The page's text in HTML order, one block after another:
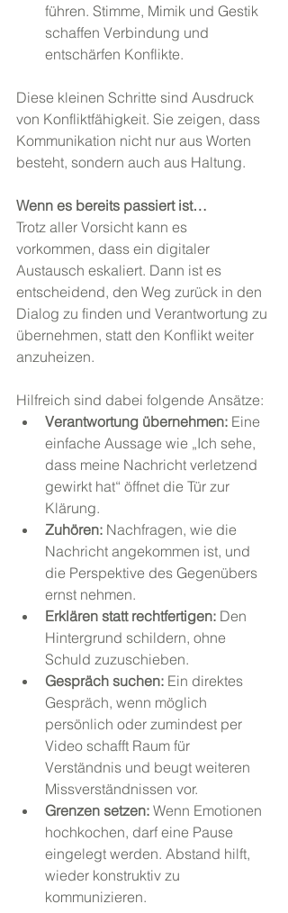
führen. Stimme, Mimik und Gestik
schaffen Verbindung und
entschärfen Konflikte.
Diese kleinen Schritte sind Ausdruck
von Konfliktfähigkeit. Sie zeigen, dass
Kommunikation nicht nur aus Worten
besteht, sondern auch aus Haltung.
Wenn es bereits passiert ist…
Trotz aller Vorsicht kann es
vorkommen, dass ein digitaler
Austausch eskaliert. Dann ist es
entscheidend, den Weg zurück in den
Dialog zu finden und Verantwortung zu
übernehmen, statt den Konflikt weiter
anzuheizen.
Hilfreich sind dabei folgende Ansätze:
Verantwortung übernehmen: Eine
einfache Aussage wie „Ich sehe,
dass meine Nachricht verletzend
gewirkt hat“ öffnet die Tür zur
Klärung.
Zuhören: Nachfragen, wie die
Nachricht angekommen ist, und
die Perspektive des Gegenübers
ernst nehmen.
Erklären statt rechtfertigen: Den
Hintergrund schildern, ohne
Schuld zuzuschieben.
Gespräch suchen: Ein direktes
Gespräch, wenn möglich
persönlich oder zumindest per
Video schafft Raum für
Verständnis und beugt weiteren
Missverständnissen vor.
Grenzen setzen: Wenn Emotionen
hochkochen, darf eine Pause
eingelegt werden. Abstand hilft,
wieder konstruktiv zu
kommunizieren.